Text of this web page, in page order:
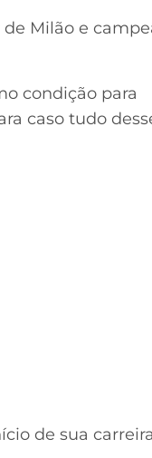
Milão e
condição para
caso tudo
de sua